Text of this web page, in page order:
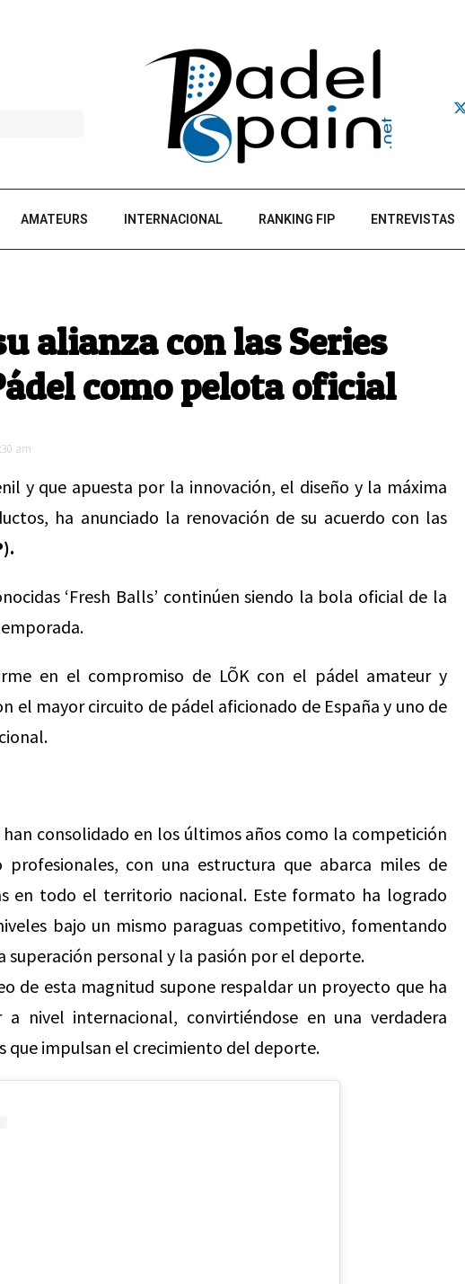
AMATEURS INTERNACIONAL RANKING FIP ENTREVISTAS
alianza con las Series
como pelota oficial
am
y que apuesta por la innovación, el diseño y la máxima
ha anunciado la renovación de su acuerdo con las
‘Fresh Balls’ continúen siendo la bola oficial de la
en el compromiso de LÕK con el pádel amateur y
el mayor circuito de pádel aficionado de España y uno de
han consolidado en los últimos años como la competición
con una estructura que abarca miles de
en todo el territorio nacional. Este formato ha logrado
bajo un mismo paraguas competitivo, fomentando
personal y la pasión por el deporte.
de esta magnitud supone respaldar un proyecto que ha
nivel internacional, convirtiéndose en una verdadera
que impulsan el crecimiento del deporte.